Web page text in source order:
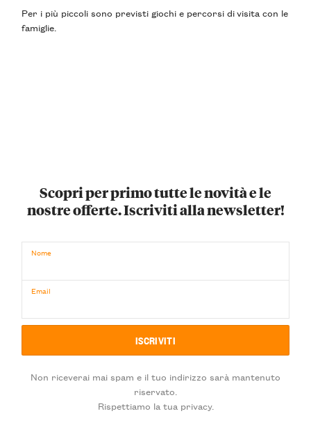
Per i più piccoli sono previsti giochi e percorsi di visita con le
famiglie.
Scopri per primo tutte le novità e le
nostre offerte. Iscriviti alla newsletter!
Nome
Email
Non riceverai mai spam e il tuo indirizzo sarà mantenuto
riservato.
Rispettiamo la tua privacy.